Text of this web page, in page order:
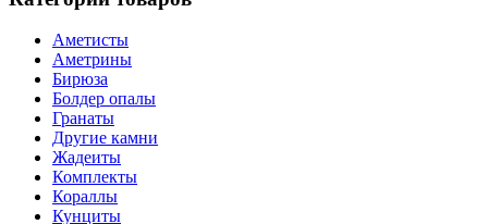
Аметисты
Аметрины
Бирюза
Болдер опалы
Гранаты
Другие камни
Жадеиты
Комплекты
Кораллы
Кунциты